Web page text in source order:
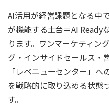
AI活用が経営課題となる中
が機能する土台＝AI Ready
ります。ワンマーケティン
グ・インサイドセールス・
「レベニューセンター」
を戦略的に取り込める状態
す。